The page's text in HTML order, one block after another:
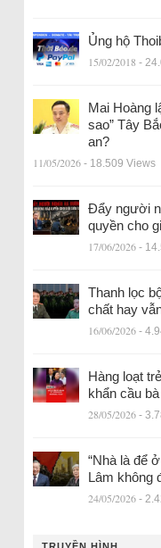
Ủng hộ
15/02/2018 -
Mai Hoàng
sao” Tây
an?
11/05/2026 - 18.509 Views
Đẩy người
quyền cho
17/06/2026 -
Thanh lọc
chất hay
16/06/2026 -
Hàng loạt
khẩn cầu
28/05/2026 -
“Nhà là để
Lâm không
24/05/2026 -